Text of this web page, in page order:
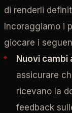
di renderli
Incoraggiamo i
giocare i
Nuovi cambi
assicurare
ricevano la
feedback